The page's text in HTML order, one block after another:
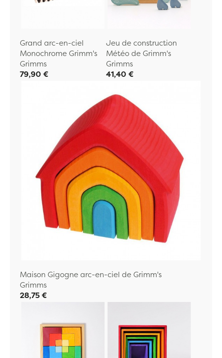
Grand arc-en-ciel
Monochrome Grimm's
Grimms
79,90 €
Jeu de construction
Météo de Grimm's
Grimms
41,40 €
Maison Gigogne arc-en-ciel de Grimm's
Grimms
28,75 €